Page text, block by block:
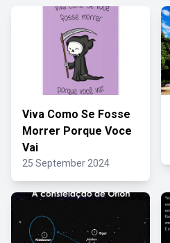
Viva Como Se Fosse
Morrer Porque Voce
Vai
25 September 2024